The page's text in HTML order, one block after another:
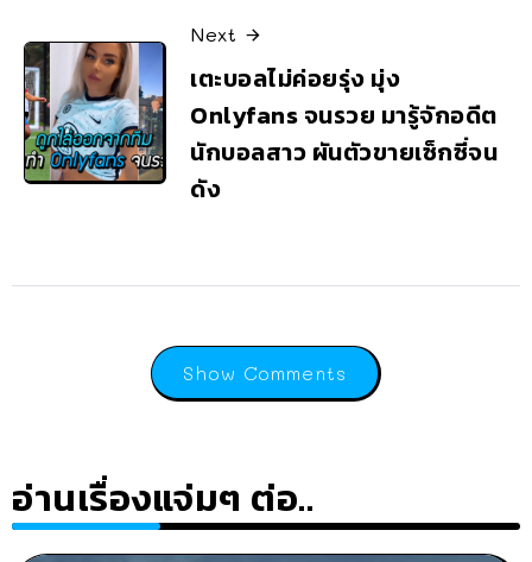
Next
เตะบอลไม่ค่อยรุ่ง มุ่ง
Onlyfans จนรวย มารู้จักอดีต
นักบอลสาว ผันตัวขายเซ็กซี่จน
ดัง
Show Comments
อ่านเรื่องแจ่มๆ ต่อ..